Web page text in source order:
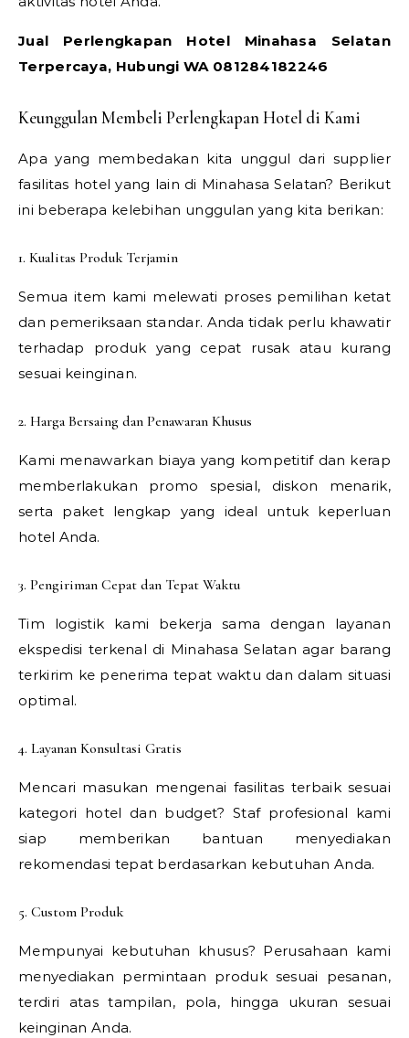
Jual Perlengkapan Hotel Minahasa Selatan
Terpercaya, Hubungi WA 081284182246
Keunggulan Membeli Perlengkapan Hotel di Kami
Apa yang membedakan kita unggul dari supplier
fasilitas hotel yang lain di Minahasa Selatan? Berikut
ini beberapa kelebihan unggulan yang kita berikan:
1. Kualitas Produk Terjamin
Semua item kami melewati proses pemilihan ketat
dan pemeriksaan standar. Anda tidak perlu khawatir
terhadap produk yang cepat rusak atau kurang
sesuai keinginan.
2. Harga Bersaing dan Penawaran Khusus
Kami menawarkan biaya yang kompetitif dan kerap
memberlakukan promo spesial, diskon menarik,
serta paket lengkap yang ideal untuk keperluan
hotel Anda.
3. Pengiriman Cepat dan Tepat Waktu
Tim logistik kami bekerja sama dengan layanan
ekspedisi terkenal di Minahasa Selatan agar barang
terkirim ke penerima tepat waktu dan dalam situasi
optimal.
4. Layanan Konsultasi Gratis
Mencari masukan mengenai fasilitas terbaik sesuai
kategori hotel dan budget? Staf profesional kami
siap memberikan bantuan menyediakan
rekomendasi tepat berdasarkan kebutuhan Anda.
5. Custom Produk
Mempunyai kebutuhan khusus? Perusahaan kami
menyediakan permintaan produk sesuai pesanan,
terdiri atas tampilan, pola, hingga ukuran sesuai
keinginan Anda.